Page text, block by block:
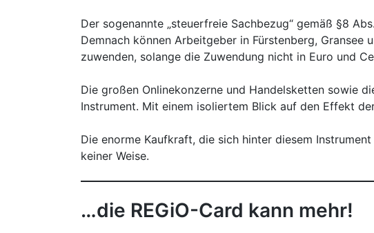
Der sogenannte „steuerfreie Sachbezug“ gemäß §8
Demnach können Arbeitgeber in Fürstenberg,
zuwenden, solange die Zuwendung nicht in Euro und
Die großen Onlinekonzerne und Handelsketten sowie
Instrument. Mit einem isoliertem Blick auf den Effekt
Die enorme Kaufkraft, die sich hinter diesem
keiner Weise.
…die REGiO-Card kann mehr!